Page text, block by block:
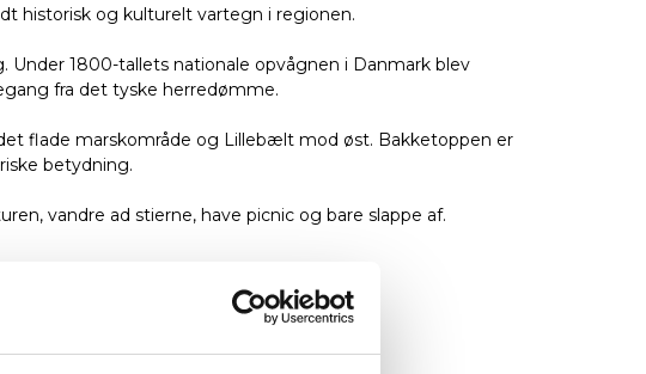
historisk og kulturelt vartegn i regionen.
1800-tallets nationale opvågnen i Danmark blev
fra det tyske herredømme.
flade marskområde og Lillebælt mod øst. Bakketoppen er
betydning.
vandre ad stierne, have picnic og bare slappe af.